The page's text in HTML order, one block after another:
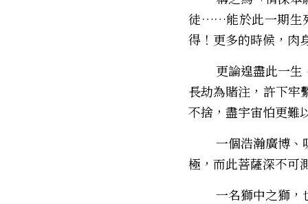
徒……能於此一期生
得！――更多的時候，
長劫為賭注，許下牢
不捨，盡宇宙怕更難
極，而此菩薩深不可
一名獅